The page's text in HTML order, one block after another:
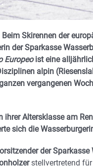
Skirennen der
der Sparkasse
Europeoist eine
alpin
vergangenen
ihrer Altersklasse am
sich die
der Sparkasse
stellvertretend für